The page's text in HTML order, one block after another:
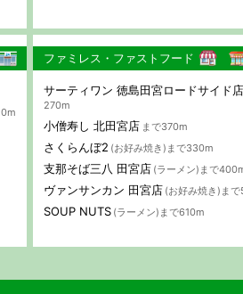
ファミレス・ファストフード
サーティワン 徳島田宮ロードサイド店
270m
小僧寿し 北田宮店 まで370m
さくらんぼ2 (お好み焼き)まで330m
支那そば三八 田宮店 (ラーメン)まで
ヴァンサンカン 田宮店 (お好み焼き)ま
SOUP NUTS (ラーメン)まで610m